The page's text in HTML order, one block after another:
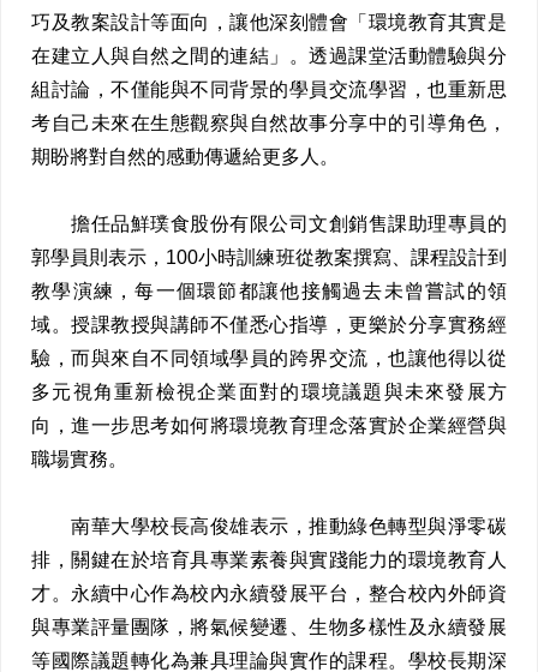
巧及教案設計等面向，讓他深刻體會「環境教育其實是
在建立人與自然之間的連結」。透過課堂活動體驗與分
組討論，不僅能與不同背景的學員交流學習，也重新思
考自己未來在生態觀察與自然故事分享中的引導角色，
期盼將對自然的感動傳遞給更多人。
擔任品鮮璞食股份有限公司文創銷售課助理專員的
郭學員則表示，100小時訓練班從教案撰寫、課程設計到
教學演練，每一個環節都讓他接觸過去未曾嘗試的領
域。授課教授與講師不僅悉心指導，更樂於分享實務經
驗，而與來自不同領域學員的跨界交流，也讓他得以從
多元視角重新檢視企業面對的環境議題與未來發展方
向，進一步思考如何將環境教育理念落實於企業經營與
職場實務。
南華大學校長高俊雄表示，推動綠色轉型與淨零碳
排，關鍵在於培育具專業素養與實踐能力的環境教育人
才。永續中心作為校內永續發展平台，整合校內外師資
與專業評量團隊，將氣候變遷、生物多樣性及永續發展
等國際議題轉化為兼具理論與實作的課程。學校長期深